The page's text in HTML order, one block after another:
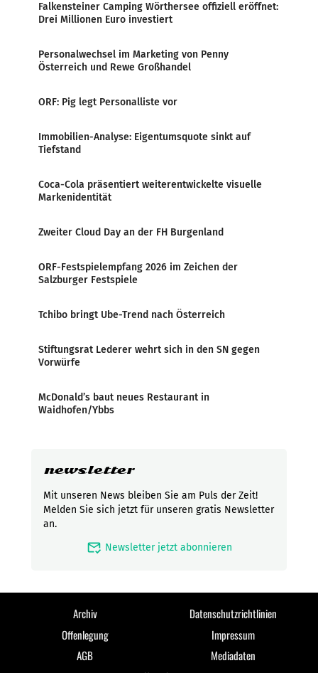
Falkensteiner Camping Wörthersee offiziell eröffnet:
Drei Millionen Euro investiert
Personalwechsel im Marketing von Penny
Österreich und Rewe Großhandel
ORF: Pig legt Personalliste vor
Immobilien-Analyse: Eigentumsquote sinkt auf
Tiefstand
Coca-Cola präsentiert weiterentwickelte visuelle
Markenidentität
Zweiter Cloud Day an der FH Burgenland
ORF-Festspielempfang 2026 im Zeichen der
Salzburger Festspiele
Tchibo bringt Ube-Trend nach Österreich
Stiftungsrat Lederer wehrt sich in den SN gegen
Vorwürfe
McDonald’s baut neues Restaurant in
Waidhofen/Ybbs
newsletter
Mit unseren News bleiben Sie am Puls der Zeit!
Melden Sie sich jetzt für unseren gratis Newsletter
an.
mark_email_read Newsletter jetzt abonnieren
Archiv
Datenschutzrichtlinien
Offenlegung
Impressum
AGB
Mediadaten